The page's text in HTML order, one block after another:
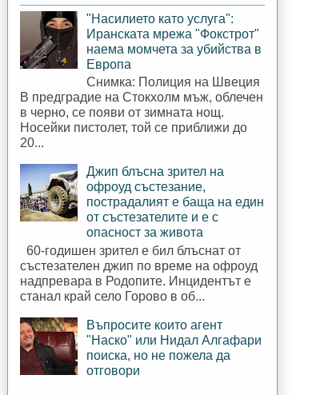
"Насилието като услуга":
Иранската мрежа "Фокстрот"
наема момчета за убийства в
Европа
Снимка: Полиция на Швеция
В предградие на Стокхолм мъж, облечен
в черно, се появи от зимната нощ.
Носейки пистолет, той се приближи до
20...
Джип блъсна зрител на
офроуд състезание,
пострадалият е баща на един
от състезателите и е с
опасност за живота
60-годишен зрител е бил блъснат от
състезателен джип по време на офроуд
надпревара в Родопите. Инцидентът е
станал край село Горово в об...
Въпросите които агент
"Наско" или Нидал Алгафари
поиска, но не пожела да
отговори